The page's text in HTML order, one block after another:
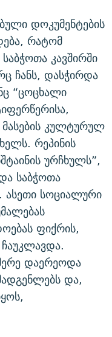
დოკუმენტების
რატომ
კავშირში
ჩანს, დასჭირდა
“ცოცხალი
კულტურულ
რეპინის
ურჩხულს”,
საბჭოთა
სოციალური
ფიქრის,
დაერეოდა
და,